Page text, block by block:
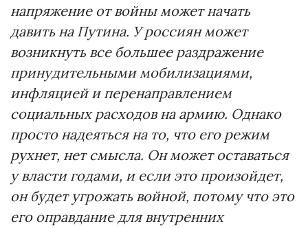
напряжение от войны может начать
давить на Путина. У россиян может
возникнуть все большее раздражение
принудительными мобилизациями,
инфляцией и перенаправлением
социальных расходов на армию. Однако
просто надеяться на то, что его режим
рухнет, нет смысла. Он может оставаться
у власти годами, и если это произойдет,
он будет угрожать войной, потому что это
его оправдание для внутренних